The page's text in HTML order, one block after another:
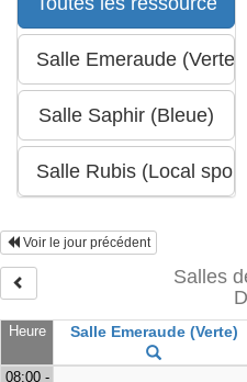
Voir le jour précédent
Salles
Heure Salle Emeraude (Verte)
08:00 -